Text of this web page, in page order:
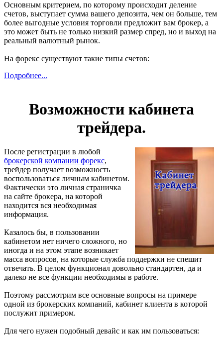
Основным критерием, по которому происходит деление
счетов, выступает сумма вашего депозита, чем он больше, тем
более выгодные условия торговли предложит вам брокер, а
это может быть не только низкий размер спред, но и выход на
реальный валютный рынок.
На форекс существуют такие типы счетов:
Подробнее...
Возможности кабинета
трейдера.
После регистрации в любой
брокерской компании форекс,
трейдер получает возможность
воспользоваться личным кабинетом.
Фактически это личная страничка
на сайте брокера, на которой
находится вся необходимая
информация.
Казалось бы, в пользовании
кабинетом нет ничего сложного, но
иногда и на этом этапе возникает
масса вопросов, на которые служба поддержки не спешит
отвечать. В целом функционал довольно стандартен, да и
далеко не все функции необходимы в работе.
Поэтому рассмотрим все основные вопросы на примере
одной из брокерских компаний, кабинет клиента в которой
послужит примером.
Для чего нужен подобный девайс и как им пользоваться: